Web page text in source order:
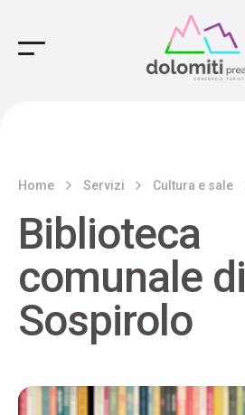
Main Navigation
Home Servizi Cultura e sale
Biblioteca
comunale di
Sospirolo